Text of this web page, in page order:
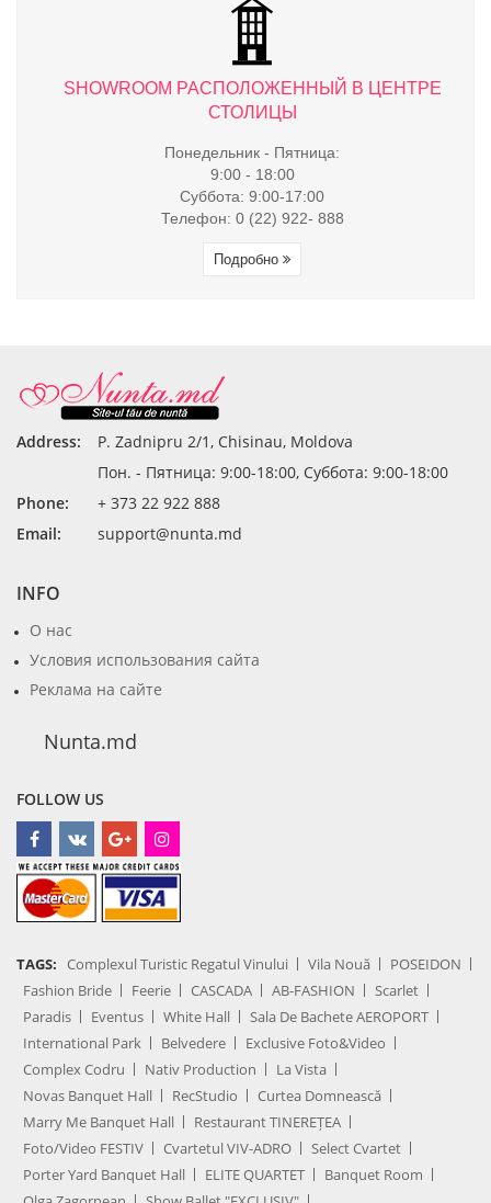
SHOWROOM РАСПОЛОЖЕННЫЙ В ЦЕНТРЕ
СТОЛИЦЫ
Понедельник - Пятница:
9:00 - 18:00
Суббота: 9:00-17:00
Телефон: 0 (22) 922- 888
Подробно
Address:
P. Zadnipru 2/1, Chisinau, Moldova
Пон. - Пятница: 9:00-18:00, Суббота: 9:00-18:00
Phone:
+ 373 22 922 888
Email:
support@nunta.md
INFO
О нас
Условия использования сайта
Реклама на сайте
Nunta.md
FOLLOW US
TAGS: Complexul Turistic Regatul Vinului Vila Nouă
POSEIDON
Fashion Bride
Feerie CASCADA AB-FASHION
Scarlet
Paradis
Eventus White Hall
Sala De Bachete AEROPORT
International Park
Belvedere
Exclusive Foto&Video
Complex Codru
Nativ Production
La Vista
Novas Banquet Hall
RecStudio
Curtea Domnească
Marry Me Banquet Hall
Restaurant TINEREȚEA
Foto/Video FESTIV
Cvartetul VIV-ADRO
Select Cvartet
Porter Yard Banquet Hall
ELITE QUARTET
Banquet Room